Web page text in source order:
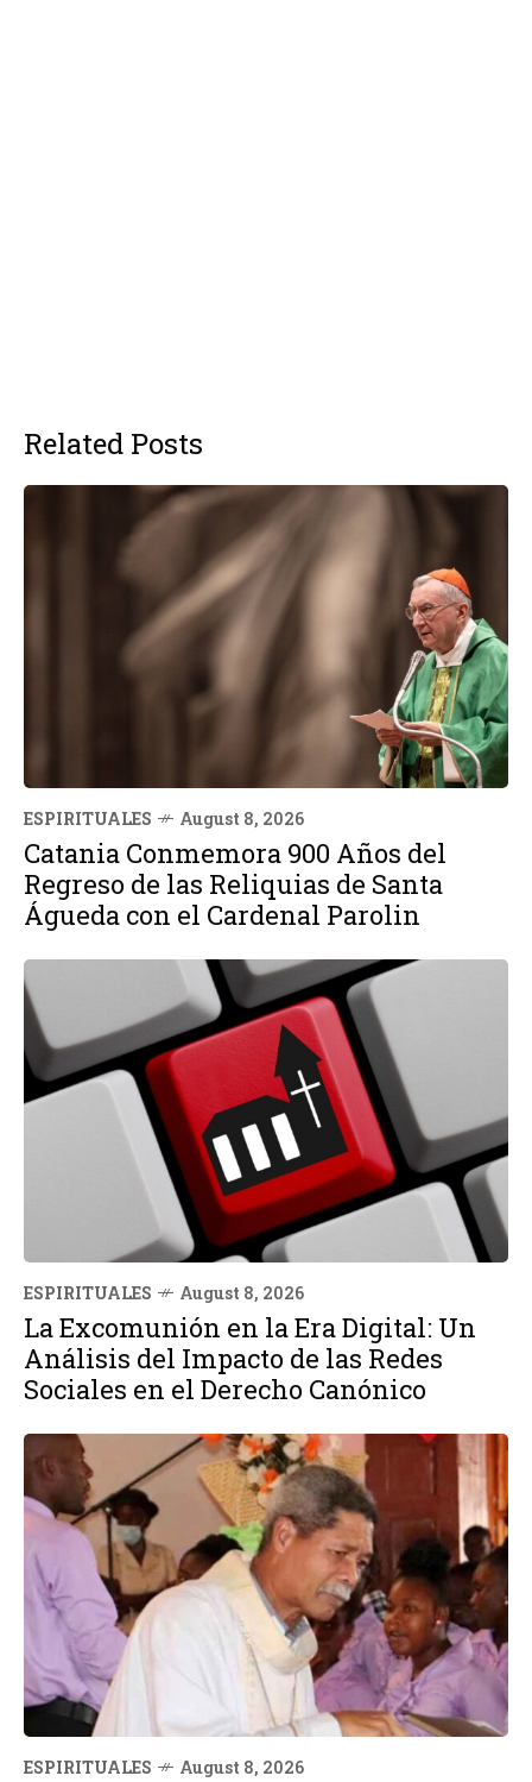
Related Posts
ESPIRITUALES August 8, 2026
Catania Conmemora 900 Años del
Regreso de las Reliquias de Santa
Águeda con el Cardenal Parolin
ESPIRITUALES August 8, 2026
La Excomunión en la Era Digital: Un
Análisis del Impacto de las Redes
Sociales en el Derecho Canónico
ESPIRITUALES August 8, 2026